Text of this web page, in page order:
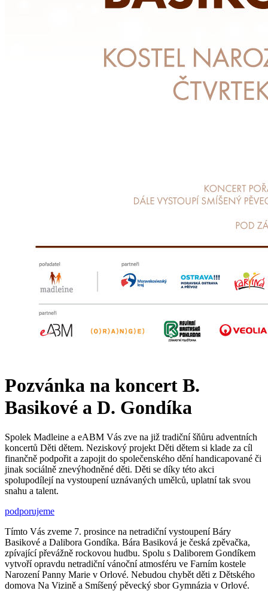
Pozvánka na koncert B.
Basikové a D. Gondíka
Spolek Madleine a eABM Vás zve na již tradiční šňůru adventních
koncertů Děti dětem. Neziskový projekt Děti dětem si klade za cíl
finančně podpořit a zapojit do společenského dění handicapované či
jinak sociálně znevýhodněné děti. Děti se díky této akci
spolupodílejí na vystoupení uznávaných umělců, uplatní tak svou
snahu a talent.
podporujeme
Tímto Vás zveme 7. prosince na netradiční vystoupení Báry
Basikové a Dalibora Gondíka. Bára Basiková je česká zpěvačka,
zpívající převážně rockovou hudbu. Spolu s Daliborem Gondíkem
vytvoří opravdu netradiční vánoční atmosféru ve Farním kostele
Narození Panny Marie v Orlové. Nebudou chybět děti z Dětského
domova Na Vizině a Smíšený pěvecký sbor Gymnázia v Orlové.